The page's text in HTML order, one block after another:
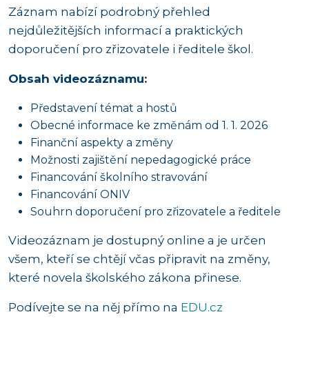
Záznam nabízí podrobný přehled
nejdůležitějších informací a praktických
doporučení pro zřizovatele i ředitele škol.
Obsah videozáznamu:
Představení témat a hostů
Obecné informace ke změnám od 1. 1. 2026
Finanční aspekty a změny
Možnosti zajištění nepedagogické práce
Financování školního stravování
Financování ONIV
Souhrn doporučení pro zřizovatele a ředitele
Videozáznam je dostupný online a je určen
všem, kteří se chtějí včas připravit na změny,
které novela školského zákona přinese.
Podívejte se na něj přímo na EDU.cz